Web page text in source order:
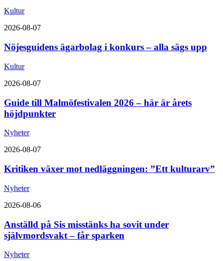
Kultur
2026-08-07
Nöjesguidens ägarbolag i konkurs – alla sägs upp
Kultur
2026-08-07
Guide till Malmöfestivalen 2026 – här är årets
höjdpunkter
Nyheter
2026-08-07
Kritiken växer mot nedläggningen: ”Ett kulturarv”
Nyheter
2026-08-06
Anställd på Sis misstänks ha sovit under
självmordsvakt – får sparken
Nyheter